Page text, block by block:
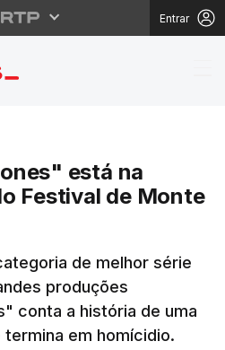
Entrar
está na
Festival de Monte
de melhor série
produções
conta a história de uma
em homícidio.